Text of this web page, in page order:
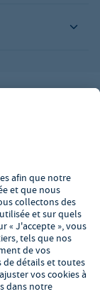
destinée aux
majorés de
des frais
date, les frais